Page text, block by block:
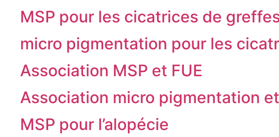
MSP pour les cicatrices de
micro pigmentation pour les
Association MSP et FUE
Association micro pigmentation
MSP pour l’alopécie